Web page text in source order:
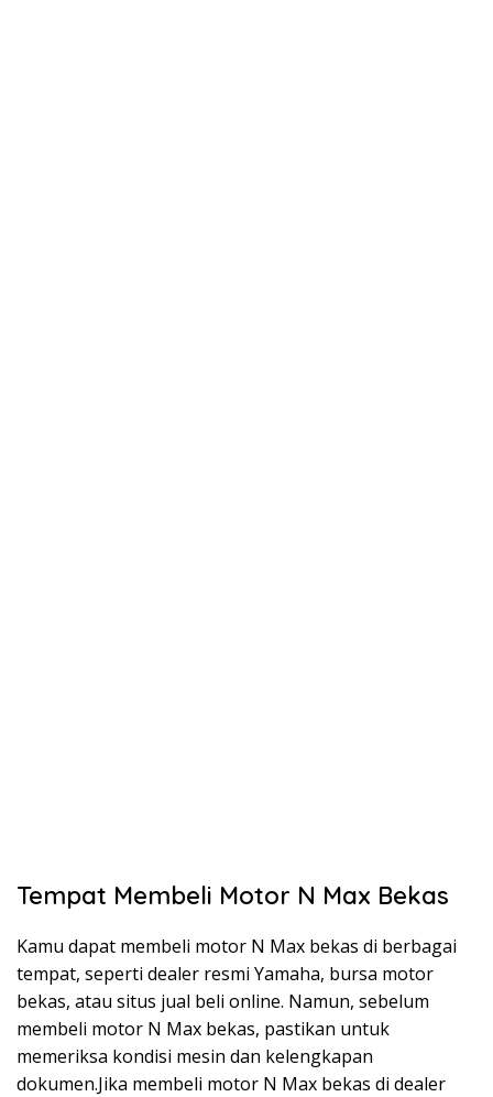
Tempat Membeli Motor N Max Bekas
Kamu dapat membeli motor N Max bekas di berbagai
tempat, seperti dealer resmi Yamaha, bursa motor
bekas, atau situs jual beli online. Namun, sebelum
membeli motor N Max bekas, pastikan untuk
memeriksa kondisi mesin dan kelengkapan
dokumen.Jika membeli motor N Max bekas di dealer